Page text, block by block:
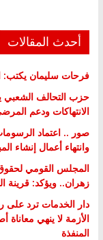
أحدث المقالات
فرحات سليمان يكتب:
حزب التحالف الشعبي
الانتهاكات ودعم
صور .. اعتماد
وانتهاء أعمال إنشاء
المجلس القومي لحقوق
زهران.. ويؤكد: قرينة
دار الخدمات ترد على
الأزمة لا ينهي
المنفذة